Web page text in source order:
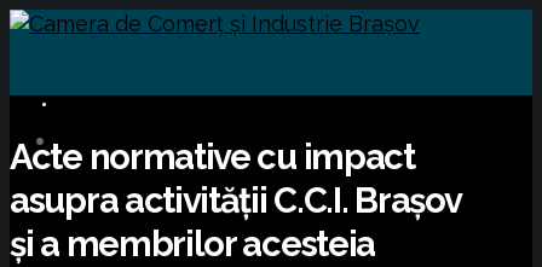
Acte normative cu impact
asupra activității C.C.I. Brașov
și a membrilor acesteia